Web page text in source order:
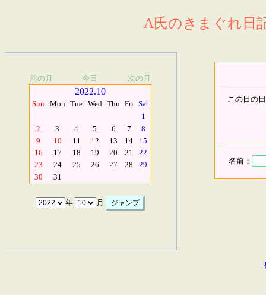
A氏のきまぐれ日
前の月 今日 次の月
2022.10
Sun Mon Tue Wed Thu Fri Sat
1
2
3 4 5 6 7
8
9
10 11 12 13 14
15
16
17 18 19 20 21
22
23
24 25 26 27 28
29
30
31
年 月
この日の
名前：